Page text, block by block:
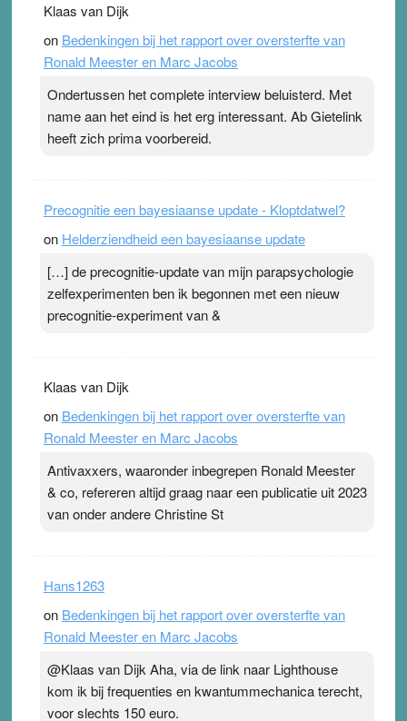
topsporters. Ze hopen ermee hun hartslag te verlagen
terwijl ze meer zuurstof opnemen. Daarop heeft zo’n
pleister geen effect. Maar het gevoel ‘makkelijker te
Pleisterplakkers in de topspsort ›[...]
Klaas van Dijk
on Bedenkingen bij het rapport over oversterfte van
Ronald Meester en Marc Jacobs
Ondertussen het complete interview beluisterd. Met
name aan het eind is het erg interessant. Ab Gietelink
heeft zich prima voorbereid.
Precognitie een bayesiaanse update - Kloptdatwel?
on Helderziendheid een bayesiaanse update
[…] de precognitie-update van mijn parapsychologie
zelfexperimenten ben ik begonnen met een nieuw
precognitie-experiment van &
Klaas van Dijk
on Bedenkingen bij het rapport over oversterfte van
Ronald Meester en Marc Jacobs
Antivaxxers, waaronder inbegrepen Ronald Meester
& co, refereren altijd graag naar een publicatie uit 2023
van onder andere Christine St
Hans1263
on Bedenkingen bij het rapport over oversterfte van
Ronald Meester en Marc Jacobs
@Klaas van Dijk Aha, via de link naar Lighthouse
kom ik bij frequenties en kwantummechanica terecht,
voor slechts 150 euro.